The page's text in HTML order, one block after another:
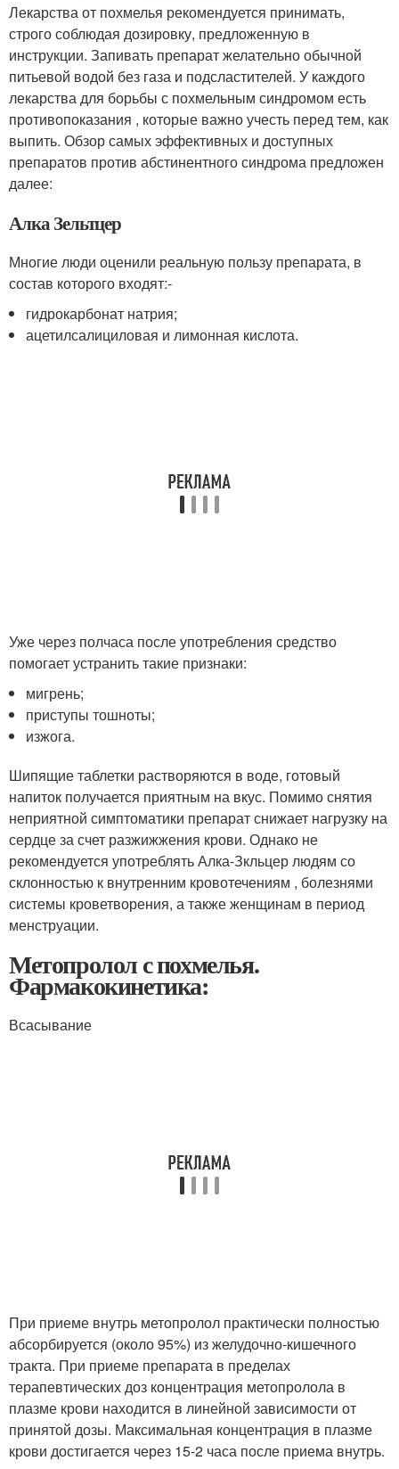
Лекарства от похмелья рекомендуется принимать,
строго соблюдая дозировку, предложенную в
инструкции. Запивать препарат желательно обычной
питьевой водой без газа и подсластителей. У каждого
лекарства для борьбы с похмельным синдромом есть
противопоказания , которые важно учесть перед тем, как
выпить. Обзор самых эффективных и доступных
препаратов против абстинентного синдрома предложен
далее:
Алка Зельтцер
Многие люди оценили реальную пользу препарата, в
состав которого входят:-
гидрокарбонат натрия;
ацетилсалициловая и лимонная кислота.
Уже через полчаса после употребления средство
помогает устранить такие признаки:
мигрень;
приступы тошноты;
изжога.
Шипящие таблетки растворяются в воде, готовый
напиток получается приятным на вкус. Помимо снятия
неприятной симптоматики препарат снижает нагрузку на
сердце за счет разжижжения крови. Однако не
рекомендуется употреблять Алка-Зкльцер людям со
склонностью к внутренним кровотечениям , болезнями
системы кроветворения, а также женщинам в период
менструации.
Метопролол с похмелья.
Фармакокинетика:
Всасывание
При приеме внутрь метопролол практически полностью
абсорбируется (около 95%) из желудочно-кишечного
тракта. При приеме препарата в пределах
терапевтических доз концентрация метопролола в
плазме крови находится в линейной зависимости от
принятой дозы. Максимальная концентрация в плазме
крови достигается через 15-2 часа после приема внутрь.